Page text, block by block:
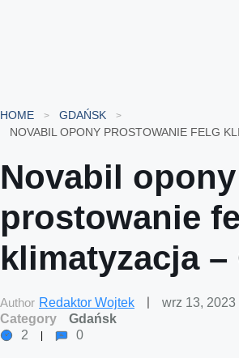
HOME
GDAŃSK
Novabil opony
prostowanie
klimatyzacja –
Author Redaktor Wojtek
wrz 13, 2023
Category
Gdańsk
2
0